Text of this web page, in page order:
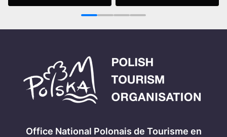
polonaises
Lire la suite
thermales
Lire la suite
1 2 3 4
Office National Polonais de Tourisme en